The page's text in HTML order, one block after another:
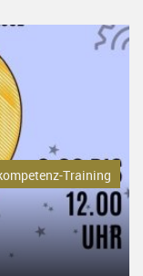
Training